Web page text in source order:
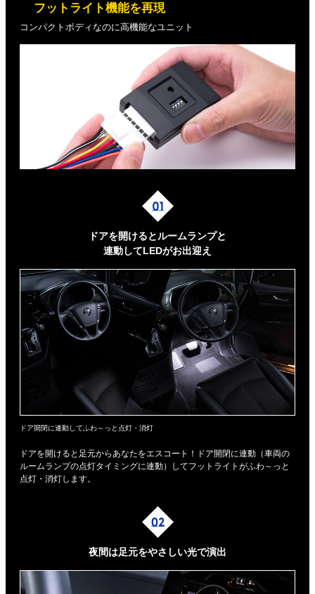
フットライト機能を再現
コンパクトボディなのに高機能なユニット
ドアを開けるとルームランプと
連動してLEDがお出迎え
ドア開閉に連動してふわ～っと点灯・消灯
ドアを開けると足元からあなたをエスコート！ドア開閉に連動（車両の
ルームランプの点灯タイミングに連動）してフットライトがふわ～っと
点灯・消灯します。
夜間は足元をやさしい光で演出